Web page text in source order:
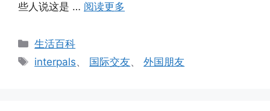
些人说这是 … 阅读更多
分
类
生活百科
标
interpals、 国际交友、外国朋友